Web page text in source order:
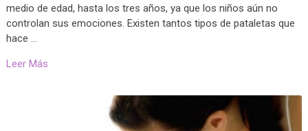
medio de edad, hasta los tres años, ya que los niños aún no
controlan sus emociones. Existen tantos tipos de pataletas que
hace …
Leer Más